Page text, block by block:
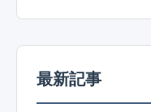
最新記事